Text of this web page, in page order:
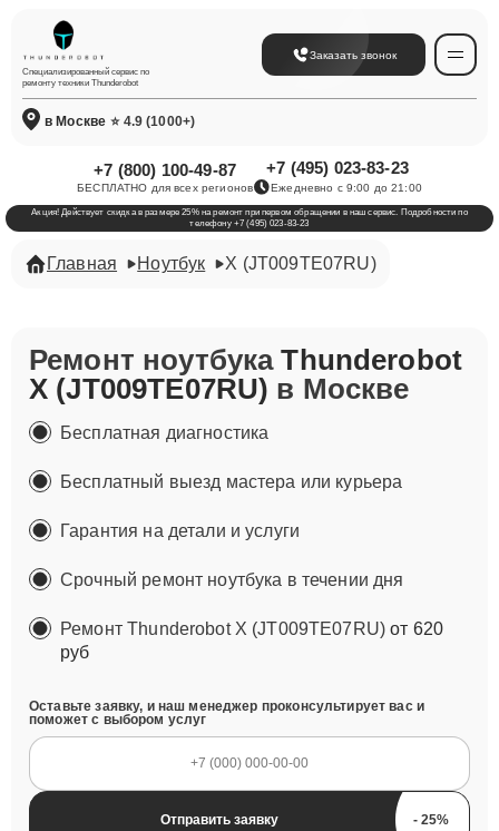
Специализированный сервис по
ремонту техники Thunderobot
Заказать звонок
в Москве ⭐ 4.9 (1000+)
+7 (800) 100-49-87
БЕСПЛАТНО для всех регионов
+7 (495) 023-83-23
Ежедневно с 9:00 до 21:00
Акция! Действует скидка в размере 25% на ремонт при первом обращении в наш сервис. Подробности по
телефону +7 (495) 023-83-23
Главная Ноутбук X (JT009TE07RU)
Ремонт ноутбукаThunderobot
X (JT009TE07RU) в Москве
Бесплатная диагностика
Бесплатный выезд мастера или курьера
Гарантия на детали и услуги
Срочный ремонт ноутбука в течении дня
Ремонт Thunderobot X (JT009TE07RU)от 620
руб
Оставьте заявку, и наш менеджер проконсультирует вас и
поможет с выбором услуг
Отправить заявку